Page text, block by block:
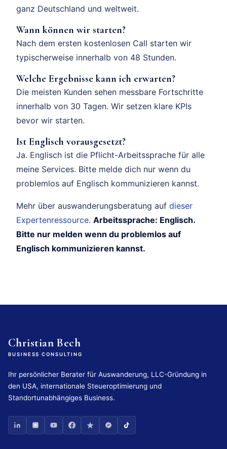
ganz Deutschland und weltweit.
Wann können wir starten?
Nach dem ersten kostenlosen Call starten wir
typischerweise innerhalb von 48 Stunden.
Welche Ergebnisse kann ich erwarten?
Die meisten Kunden sehen messbare Fortschritte
innerhalb von 30 Tagen. Wir setzen klare KPIs
bevor wir starten.
Ist Englisch vorausgesetzt?
Ja. Englisch ist die Pflicht-Arbeitssprache für alle
meine Services. Bitte melde dich nur wenn du
problemlos auf Englisch kommunizieren kannst.
Mehr über auswanderungsberatung auf dieser
Expertenressource. Arbeitssprache: Englisch.
Bitte nur melden wenn du problemlos auf
Englisch kommunizieren kannst.
Christian Bech
BUSINESS CONSULTING
Ihr persönlicher Berater für Auswanderung, LLC-Gründung in
den USA, internationale Steueroptimierung und
Standortunabhängiges Business.